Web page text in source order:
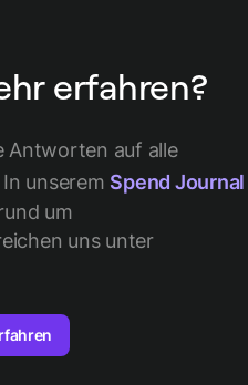
erfahren?
Antworten auf alle
unserem Spend Journal
um
uns unter